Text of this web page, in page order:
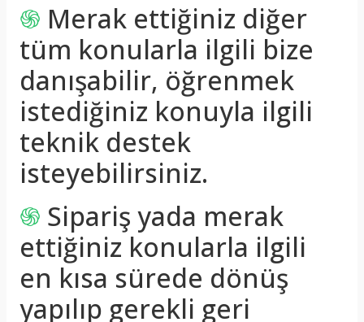
֍ Merak ettiğiniz diğer
tüm konularla ilgili bize
danışabilir, öğrenmek
istediğiniz konuyla ilgili
teknik destek
isteyebilirsiniz.
֍ Sipariş yada merak
ettiğiniz konularla ilgili
en kısa sürede dönüş
yapılıp gerekli geri